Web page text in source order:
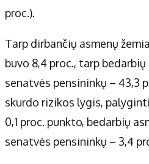
proc.).
Tarp dirbančių asmenų
buvo 8,4 proc., tarp
senatvės pensininkų – 43,3
skurdo rizikos lygis,
0,1 proc. punkto, bedarbių
senatvės pensininkų – 3,4